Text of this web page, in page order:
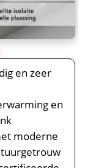
en zeer
en
moderne